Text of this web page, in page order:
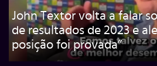
John Textor volta a falar
de resultados de 2023 e
posição foi provada”